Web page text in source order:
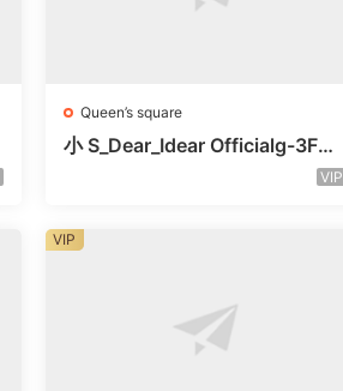
Queen’s square
小 S_Dear_Idear Officialg-3F未
VIP
VIP